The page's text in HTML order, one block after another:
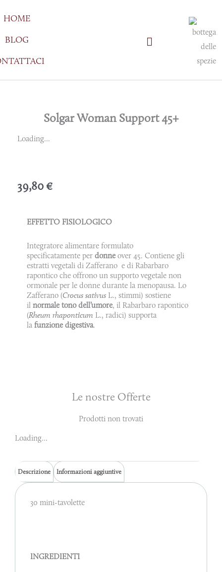
al
contenuto
HOME
BLOG
Solgar Woman Support 45+
Loading...
39,80€
EFFETTO FISIOLOGICO
Integratore alimentare formulato
specificatamente per donneover 45. Contiene gli
estratti vegetali di Zafferano e di Rabarbaro
rapontico che offrono un supporto vegetale non
ormonale per le donne durante la menopausa. Lo
Zafferano (Crocus sativus L., stimmi) sostiene
il normale tono dell’umore, il Rabarbaro rapontico
(Rheum rhaponticum L., radici) supporta
la funzione digestiva.
Le nostre Offerte
Prodotti non trovati
Loading...
Descrizione Informazioni aggiuntive
30 mini-tavolette
INGREDIENTI